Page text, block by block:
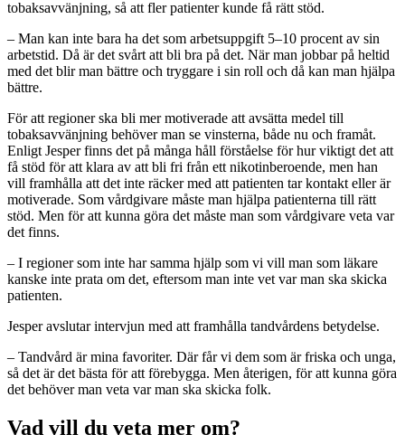
tobaksavvänjning, så att fler patienter kunde få rätt stöd.
– Man kan inte bara ha det som arbetsuppgift 5–10 procent av sin
arbetstid. Då är det svårt att bli bra på det. När man jobbar på heltid
med det blir man bättre och tryggare i sin roll och då kan man hjälpa
bättre.
För att regioner ska bli mer motiverade att avsätta medel till
tobaksavvänjning behöver man se vinsterna, både nu och framåt.
Enligt Jesper finns det på många håll förståelse för hur viktigt det att
få stöd för att klara av att bli fri från ett nikotinberoende, men han
vill framhålla att det inte räcker med att patienten tar kontakt eller är
motiverade. Som vårdgivare måste man hjälpa patienterna till rätt
stöd. Men för att kunna göra det måste man som vårdgivare veta var
det finns.
– I regioner som inte har samma hjälp som vi vill man som läkare
kanske inte prata om det, eftersom man inte vet var man ska skicka
patienten.
Jesper avslutar intervjun med att framhålla tandvårdens betydelse.
– Tandvård är mina favoriter. Där får vi dem som är friska och unga,
så det är det bästa för att förebygga. Men återigen, för att kunna göra
det behöver man veta var man ska skicka folk.
Vad vill du veta mer om?